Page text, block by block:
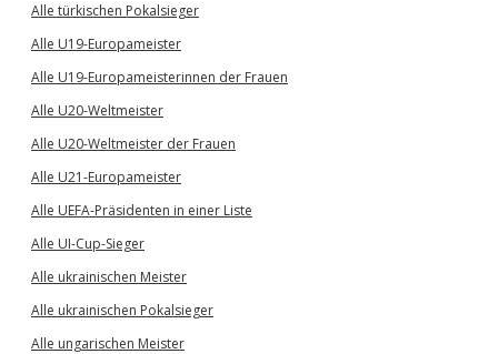
Alle türkischen Pokalsieger
Alle U19-Europameister
Alle U19-Europameisterinnen der Frauen
Alle U20-Weltmeister
Alle U20-Weltmeister der Frauen
Alle U21-Europameister
Alle UEFA-Präsidenten in einer Liste
Alle UI-Cup-Sieger
Alle ukrainischen Meister
Alle ukrainischen Pokalsieger
Alle ungarischen Meister